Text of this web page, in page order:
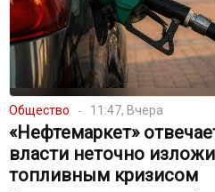
Общество 11:47, Вчера
«Нефтемаркет»
власти неточно
топливным кризисом